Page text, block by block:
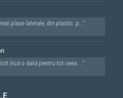
plase laterale, din plastic. p..."
încă o dată pentru tot ceea ..."